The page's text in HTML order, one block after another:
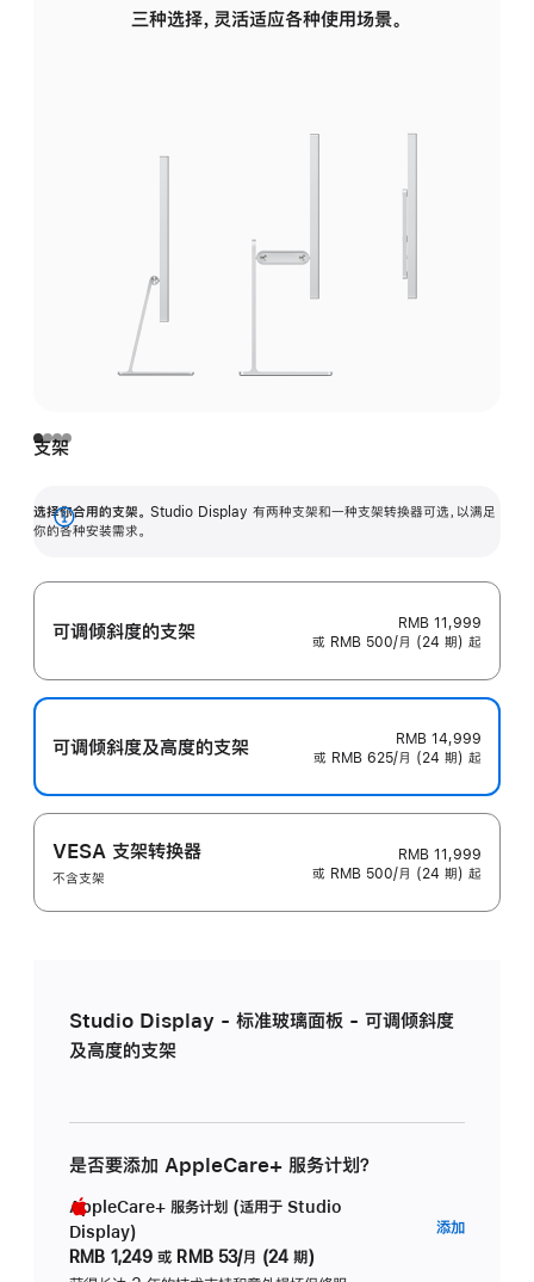
三种选择，灵活适应各种使用场景。
支架
选择你合用的支架。 Studio Display 有两种支架和一种支架转换器可选，以满足
你的各种安装需求。
展
可调倾斜度的支架
RMB 11,999
或 RMB 500/月 (24 期) 起
可调倾斜度及高‍度的支‍架
RMB 14,999
或 RMB 625/月 (24 期) 起
VESA 支架转换器
不含支架
RMB 11,999
或 RMB 500/月 (24 期) 起
Studio Display - 标准玻璃面板 - 可调倾斜度
及高度的支架
是否要添加 AppleCare+ 服务计划？
AppleCare+ 服务计划 (适用于 Studio
Display)
RMB 1,249 或 RMB 53/月 (24 期)
添加